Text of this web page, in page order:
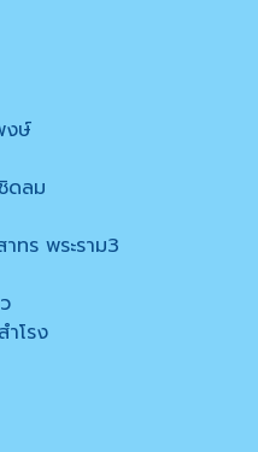
งษ์
ดลม
ทร พระราม3
โรง